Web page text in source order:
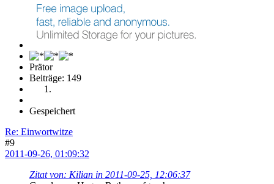
Prätor
Beiträge: 149
Gespeichert
Re: Einwortwitze
#9
2011-09-26, 01:09:32
Zitat von: Kilian in 2011-09-25, 12:06:37